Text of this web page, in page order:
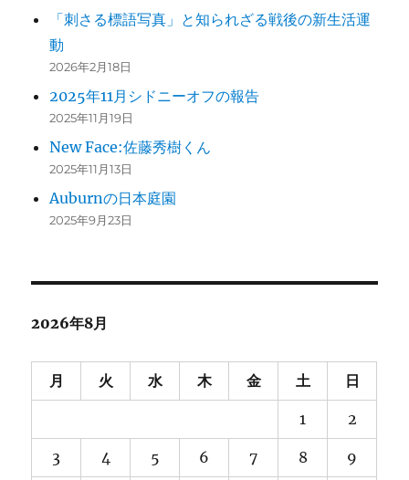
「刺さる標語写真」と知られざる戦後の新生活運
動
2026年2月18日
2025年11月シドニーオフの報告
2025年11月19日
New Face:佐藤秀樹くん
2025年11月13日
Auburnの日本庭園
2025年9月23日
2026年8月
月 火 水 木 金 土 日
1 2
3 4 5 6 7 8 9